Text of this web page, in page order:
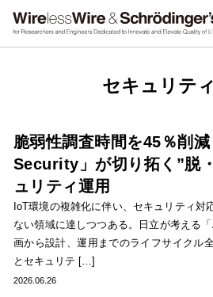
セキュリテ
脆弱性調査時間を45％削
Security」が切り拓く”脱
ュリティ運用
IoT環境の複雑化に伴い、セキュリティ対
ない領域に達しつつある。日立が考える
画から設計、運用までのライフサイクル
とセキュリテ […]
2026.06.26